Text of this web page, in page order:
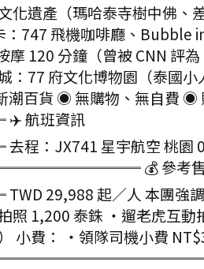
遺產（瑪哈泰寺樹中佛、
747 飛機咖啡廳、Bubble
120 分鐘（曾被 CNN 評
77 府文化博物園（泰國
潮百貨 ◉ 無購物、無自費
班資訊
航空 桃園 09:00 →
💰 參考售
本團強調「無自費
1,200 泰銖 ・遛老虎互動
費： ・領隊司機小費